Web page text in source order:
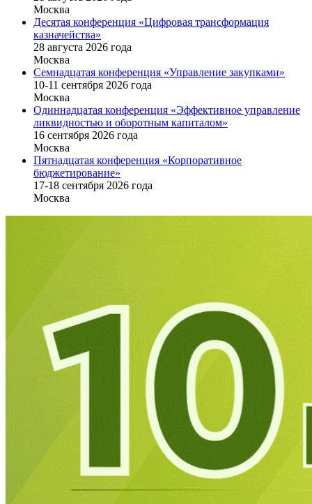
Москва
Десятая конференция «Цифровая трансформация
казначейства»
28 августа 2026 года
Москва
Семнадцатая конференция «Управление закупками»
10-11 сентября 2026 года
Москва
Одиннадцатая конференция «Эффективное управление
ликвидностью и оборотным капиталом»
16 cентября 2026 года
Москва
Пятнадцатая конференция «Корпоративное
бюджетирование»
17-18 сентября 2026 года
Москва